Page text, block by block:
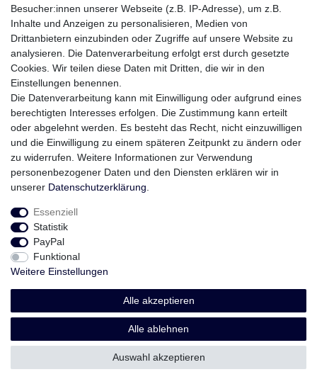
Widerrufs­recht Impressum Daten­schutz­erklärung
AGB
Besucher:innen unserer Webseite (z.B. IP-Adresse), um z.B.
Inhalte und Anzeigen zu personalisieren, Medien von
Drittanbietern einzubinden oder Zugriffe auf unsere Website zu
analysieren. Die Datenverarbeitung erfolgt erst durch gesetzte
Cookies. Wir teilen diese Daten mit Dritten, die wir in den
Einstellungen benennen.
Die Datenverarbeitung kann mit Einwilligung oder aufgrund eines
berechtigten Interesses erfolgen. Die Zustimmung kann erteilt
oder abgelehnt werden. Es besteht das Recht, nicht einzuwilligen
und die Einwilligung zu einem späteren Zeitpunkt zu ändern oder
zu widerrufen. Weitere Informationen zur Verwendung
personenbezogener Daten und den Diensten erklären wir in
unserer Daten­schutz­erklärung
Essenziell
Statistik
PayPal
Funktional
Weitere Einstellungen
Alle akzeptieren
Alle ablehnen
Auswahl akzeptieren